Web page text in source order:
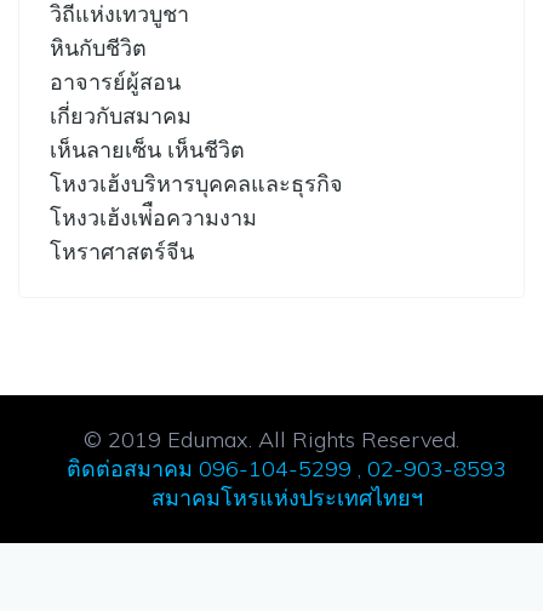
วิถีแห่งเทวบูชา
หินกับชีวิต
อาจารย์ผู้สอน
เกี่ยวกับสมาคม
เห็นลายเซ็น เห็นชีวิต
โหงวเฮ้งบริหารบุคคลและธุรกิจ
โหงวเฮ้งเพ่ือความงาม
โหราศาสตร์จีน
© 2019 Edumax. All Rights Reserved.
ติดต่อสมาคม 096-104-5299 , 02-903-8593
สมาคมโหรแห่งประเทศไทยฯ